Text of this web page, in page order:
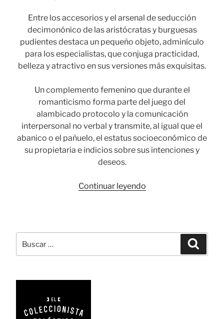
Entre los accesorios y el arsenal de seducción
decimonónico de las aristócratas y burguesas
pudientes destaca un pequeño objeto, adminículo
para los especialistas, que conjuga practicidad,
belleza y atractivo en sus versiones más exquisitas.
Un complemento femenino que durante el
romanticismo forma parte del juego del
alambicado protocolo y la comunicación
interpersonal no verbal y transmite, al igual que el
abanico o el pañuelo, el estatus socioeconómico de
su propietaria e indicios sobre sus intenciones y
deseos.
Continuar leyendo«Carné
complemento
del
por: